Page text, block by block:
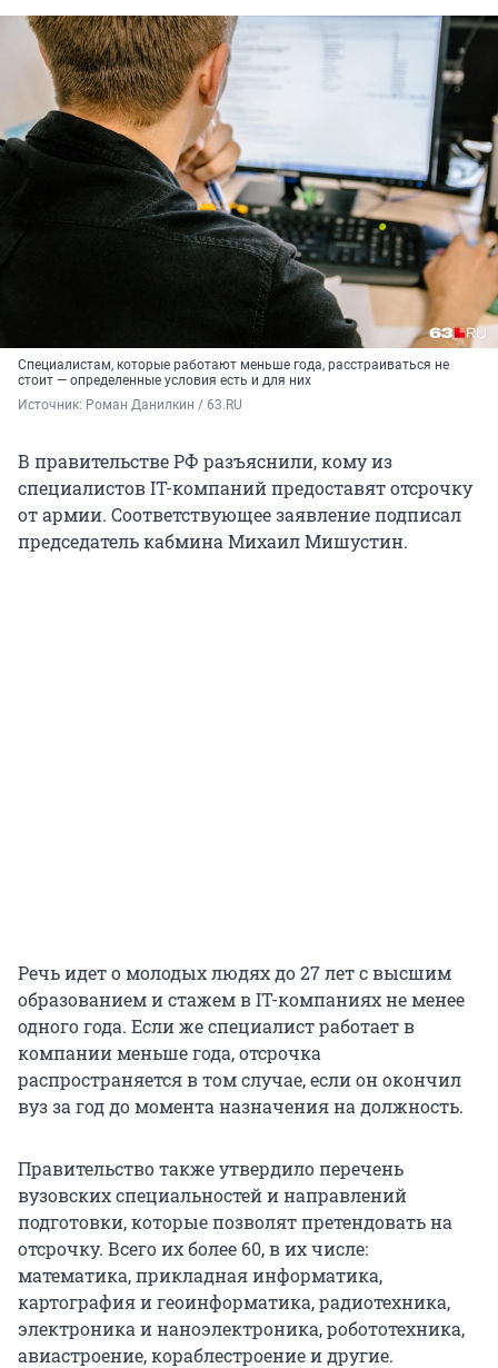
Специалистам, которые работают меньше года, расстраиваться не
стоит — определенные условия есть и для них
Источник: Роман Данилкин / 63.RU
В правительстве РФ разъяснили, кому из
специалистов IT-компаний предоставят отсрочку
от армии. Соответствующее заявление подписал
председатель кабмина Михаил Мишустин.
Речь идет о молодых людях до 27 лет с высшим
образованием и стажем в IT-компаниях не менее
одного года. Если же специалист работает в
компании меньше года, отсрочка
распространяется в том случае, если он окончил
вуз за год до момента назначения на должность.
Правительство также утвердило перечень
вузовских специальностей и направлений
подготовки, которые позволят претендовать на
отсрочку. Всего их более 60, в их числе:
математика, прикладная информатика,
картография и геоинформатика, радиотехника,
электроника и наноэлектроника, робототехника,
авиастроение, кораблестроение и другие.